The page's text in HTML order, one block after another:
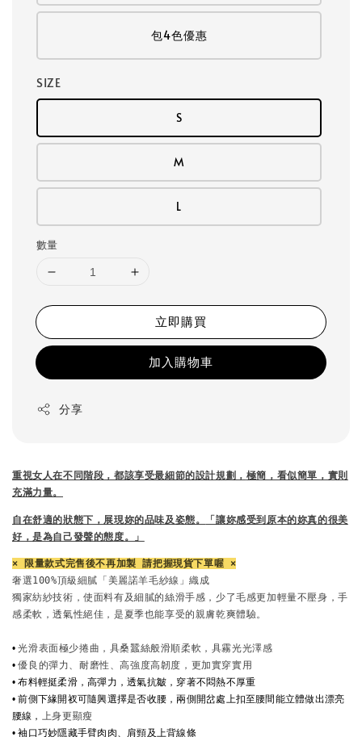
包4色優惠
SIZE
S
M
L
數量
立即購買
加入購物車
分享
重視女人在不同階段，都該享受最細節的設計規劃， 極簡，看似簡單，實則
充滿力量。
自在舒適的狀態下，展現妳的品味及姿態。
「讓妳感受到原本的妳真的很美
好，是為自己發聲的態度。」
× 限量款式完售後不再加製 請把握現貨下單喔 ×
奢選100%頂級細膩「美麗諾羊毛紗線」織成
獨家紡紗技術，使面料有及細膩的絲滑手感，少了毛感更加輕量不壓身，手
感柔軟，透氣性絕佳，是夏季也能享受的親膚乾爽體驗。
•
•
• 布料輕挺柔滑，高彈力，透氣抗皺， 穿著不悶熱不厚重
• 前側下緣開衩可隨興選擇是否收腰，兩側開岔處上扣至腰間能立體做出漂亮
腰線，
• 袖口巧妙隱藏手臂肉肉、肩頸及上背線條